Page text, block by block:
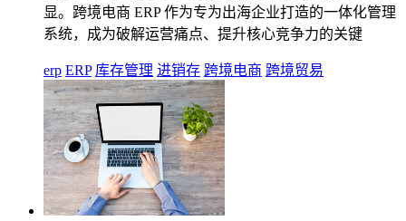
显。跨境电商 ERP 作为专为出海企业打造的一体化管理
系统，成为破解运营痛点、提升核心竞争力的关键
erp ERP 库存管理 进销存 跨境电商 跨境贸易